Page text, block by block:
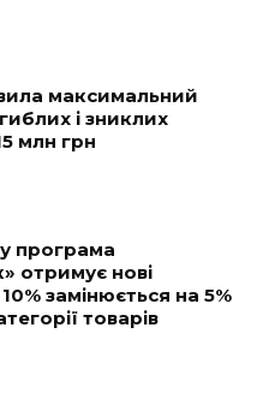
максимальний
і зниклих
млн грн
програма
отримує нові
замінюється на 5%
товарів